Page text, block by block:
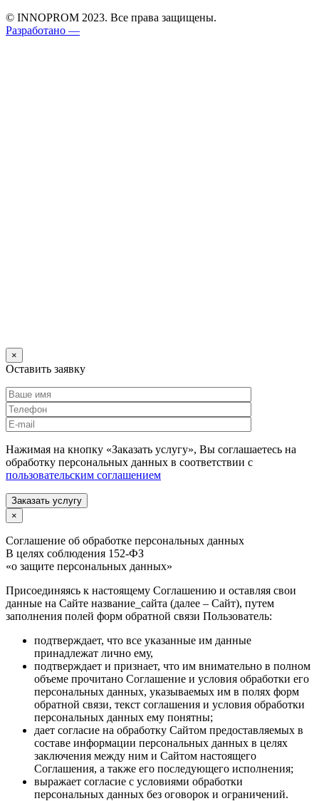
© INNOPROM 2023. Все права защищены.
Разработано —
×
Оставить заявку
Нажимая на кнопку «Заказать услугу», Вы соглашаетесь на
обработку персональных данных в соответствии с
пользовательским соглашением
Заказать услугу
×
Соглашение об обработке персональных данных
В целях соблюдения 152-ФЗ
«о защите персональных данных»
Присоединяясь к настоящему Соглашению и оставляя свои
данные на Сайте название_сайта (далее – Сайт), путем
заполнения полей форм обратной связи Пользователь:
подтверждает, что все указанные им данные
принадлежат лично ему,
подтверждает и признает, что им внимательно в полном
объеме прочитано Соглашение и условия обработки его
персональных данных, указываемых им в полях форм
обратной связи, текст соглашения и условия обработки
персональных данных ему понятны;
дает согласие на обработку Сайтом предоставляемых в
составе информации персональных данных в целях
заключения между ним и Сайтом настоящего
Соглашения, а также его последующего исполнения;
выражает согласие с условиями обработки
персональных данных без оговорок и ограничений.